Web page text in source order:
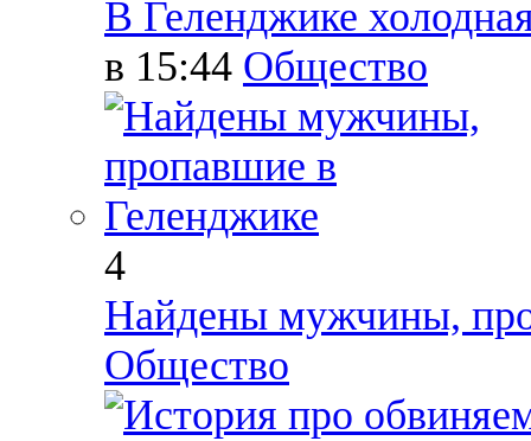
В Геленджике
в 15:44 Общество
4
Найдены мужчины,
Общество